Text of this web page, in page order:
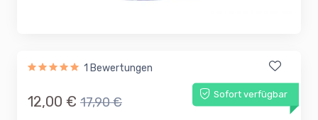
1 Bewertungen
Sofort verfügbar
12,00 € 17,90 €